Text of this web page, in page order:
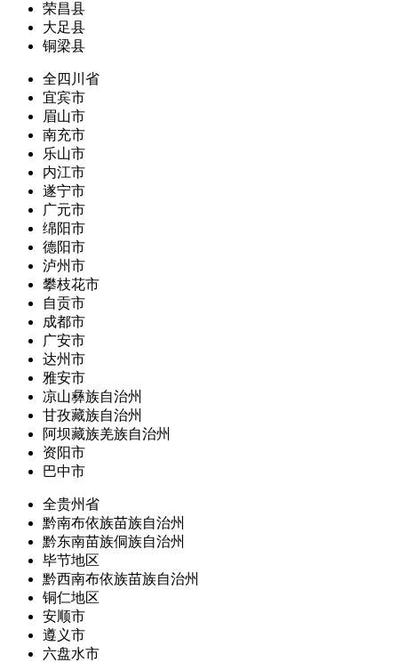
荣昌县
大足县
铜梁县
全四川省
宜宾市
眉山市
南充市
乐山市
内江市
遂宁市
广元市
绵阳市
德阳市
泸州市
攀枝花市
自贡市
成都市
广安市
达州市
雅安市
凉山彝族自治州
甘孜藏族自治州
阿坝藏族羌族自治州
资阳市
巴中市
全贵州省
黔南布依族苗族自治州
黔东南苗族侗族自治州
毕节地区
黔西南布依族苗族自治州
铜仁地区
安顺市
遵义市
六盘水市